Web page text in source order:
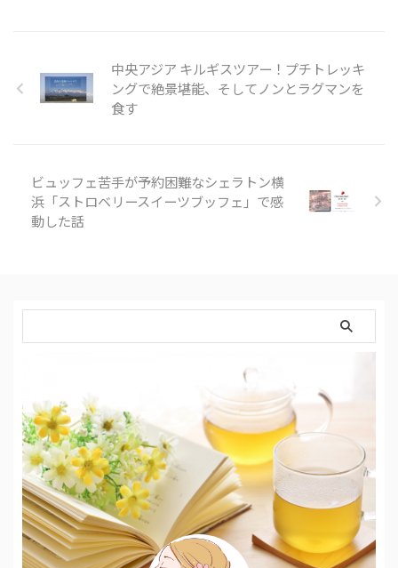
フ)」 ・ホテルのサブスク ・コイ
ンでホテルに泊まれる ・星野リ
ゾートに泊まれる ・土日祝も平
中央アジア キルギスツアー！プチトレッキ
ングで絶景堪能、そしてノンとラグマンを
食す
ビュッフェ苦手が予約困難なシェラトン横
浜「ストロベリースイーツブッフェ」で感
動した話